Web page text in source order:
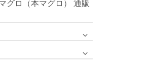
グロ（本マグロ） 通販